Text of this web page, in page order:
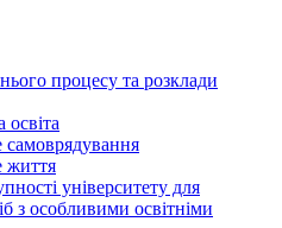
процесу та розклади
освіта
самоврядування
життя
університету для
з особливими освітніми